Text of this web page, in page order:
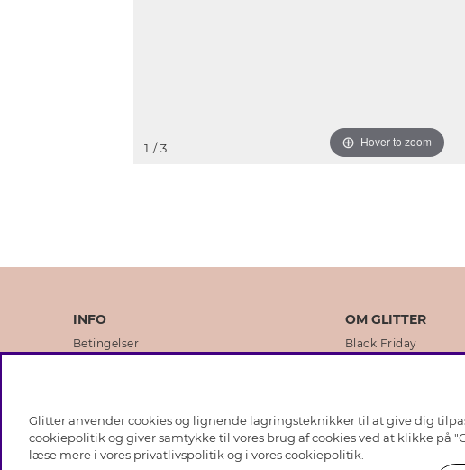
Hover to zoom
1 / 3
INFO
Betingelser
Medlemsbetingelser
OM GLITTER
Black Friday
Virksomhedens
Glitter anvender cookies og lignende lagringsteknikker til at give dig
cookiepolitik og giver samtykke til vores brug af cookies ved at klikke på
læse mere i vores privatlivspolitik og i vorescookiepolitik